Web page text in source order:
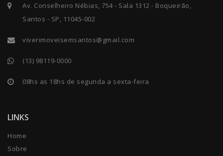
Av. Conselheiro Nébias, 754 - Sala 1312 - Boqueirão,
Santos - SP, 11045-002
viverimoveisemsantos@gmail.com
(13) 98119-0000
08hs as 18hs de segunda a sexta-feira
LINKS
Home
Sobre